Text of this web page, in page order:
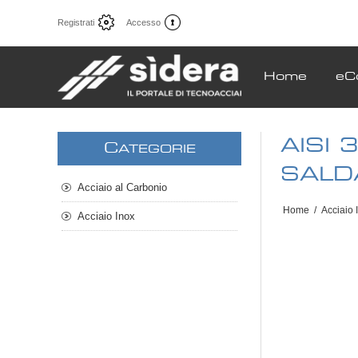
Registrati Accesso
Home
AISI
Home / Acciaio
CATEGORIE
Acciaio al Carbonio
Acciaio Inox